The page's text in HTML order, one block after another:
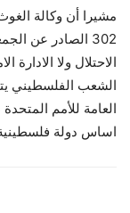
302 الصادر عن
الاحتلال ولا الادارة
الشعب الفلسطيني
اساس دولة فلسطينية